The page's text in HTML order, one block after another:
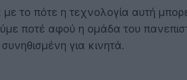
το πότε η τεχνολογία αυτή
ποτέ αφού η ομάδα του
για κινητά.